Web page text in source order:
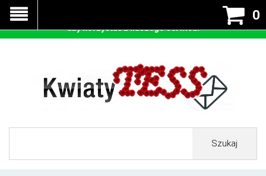
0
Szukaj
Nasza strona korzysta z cookies - czyli tzw ciastek w celu
prawidłowego działania. Zaakceptuj przyjmowanie cookies
aby korzystać z naszego serwisu.